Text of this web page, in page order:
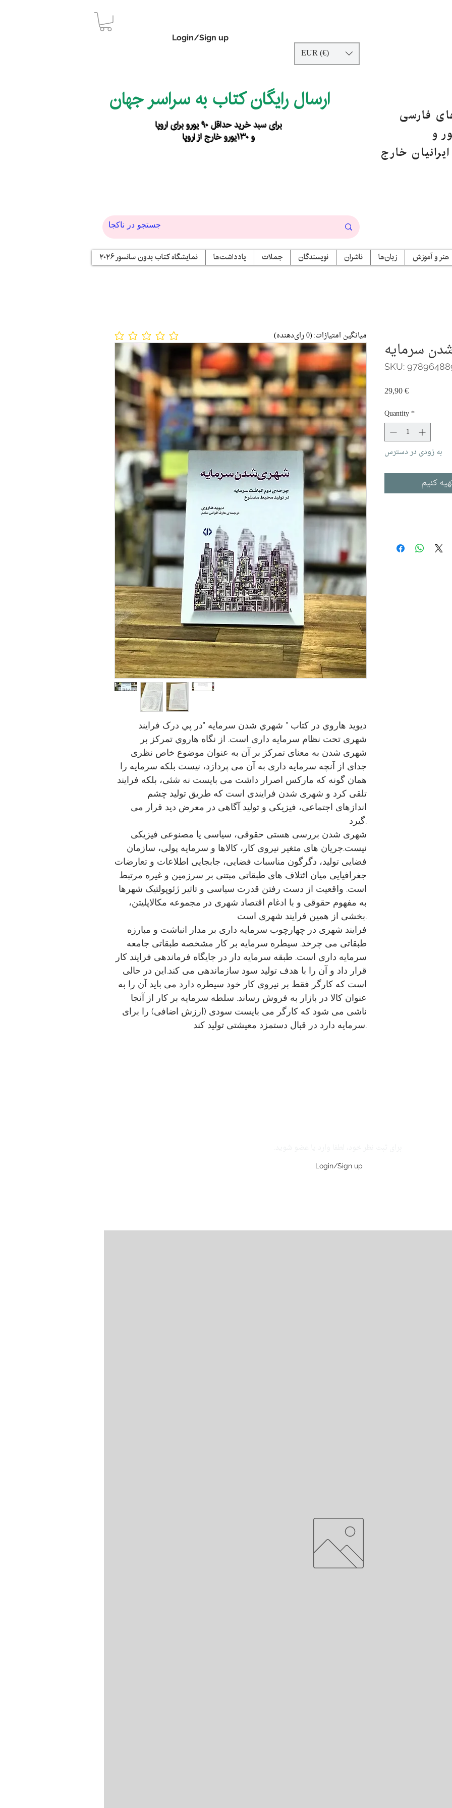
Login/Sign up
EUR (€)
ارسال رایگان کتاب به سراسر جهان
برای سبد خرید حداقل ۹۰ یورو برای اروپا
و ۱۳۰یورو خارج از اروپا
فارسی
و
خارج
هنر و آموزش زبان‌ها ناشران نویسندگان جملات یادداشت‌ها نمایشگاه کتاب بدون سانسور ۲۰۲۶
ديويد هاروي در كتاب " شهري شدن سرمايه "در پي درک فرایند
شهری تحت نظام سرمایه داری است. از نگاه هاروي تمرکز بر
شهری شدن به معنای تمرکز بر آن به عنوان موضوع خاص نظری
جدای از آنچه سرمایه داری به آن می پردازد، نیست بلكه سرمایه را
همان گونه که مارکس اصرار داشت می بایست نه شئی، بلکه فرایند
تلقی کرد و شهری شدن فرایندی است که طریق تولید چشم
اندازهای اجتماعی، فیزیکی و تولید آگاهی در معرض دید قرار می
گیرد.
شهری شدن بررسی هستی حقوقی، سیاسی یا مصنوعی فیزیکی
نیست.جریان های متغیر نیروی کار، کالاها و سرمایه پولی، سازمان
فضایی تولید، دگرگون مناسبات فضایی، جابجایی اطلاعات و تعارضات
جغرافیایی میان ائتلاف های طبقاتی مبتنی بر سرزمین و غیره مرتبط
است. واقعیت از دست رفتن قدرت سیاسی و تاثیر ژئوپولتیک شهرها
به مفهوم حقوقی و با ادغام اقتصاد شهری در مجموعه مکالاپلیتن،
بخشی از همین فرایند شهری است.
فرایند شهری در چهارچوب سرمایه داری بر مدار انباشت و مبارزه
طبقاتی می چرخد. سیطره سرمایه بر کار مشخصه طبقاتی جامعه
سرمایه داری است. طبقه سرمایه دار در جایگاه فرماندهی فرایند کار
قرار داد و آن را با هدف تولید سود سازماندهی می کند.این در حالی
است که کارگر فقط بر نیروی کار خود سیطره دارد می باید آن را به
عنوان کالا در بازار به فروش رساند. سلطه سرمایه بر کار از آنجا
ناشی می شود که کارگر می بایست سودی (ارزش اضافی) را برای
سرمایه دارد در قبال دستمزد معیشتی تولید کند.
سرمايه
SKU:
29,90 €Price
Quantity*
به زودی در دسترس
کنیم
No ratings yet میانگین امتیازات:(0 رای‌دهنده)
Login/Sign up